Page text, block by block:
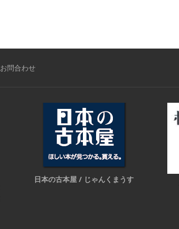
お問合わせ
日本の古本屋 / じゃんくまうす